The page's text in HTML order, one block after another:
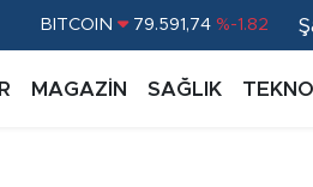
BITCOIN 79.591,74 %-1.82
MAGAZİN SAĞLIK